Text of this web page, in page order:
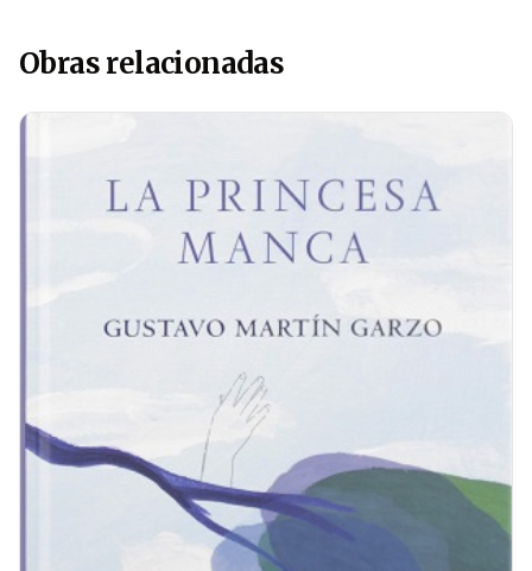
Obras relacionadas